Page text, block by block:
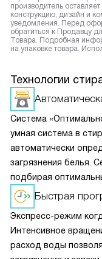
производитель
конструкцию, дизайн и
уведомления. Перед
обратиться к Продавцу
Товара. Подробная
на упаковке товара.
Технологии
Система
умная система в
автоматически
загрязнения белья.
подбирая
расход воды и
с минимальными
Быстрая
Экспресс-режим
Интенсивное
расход воды